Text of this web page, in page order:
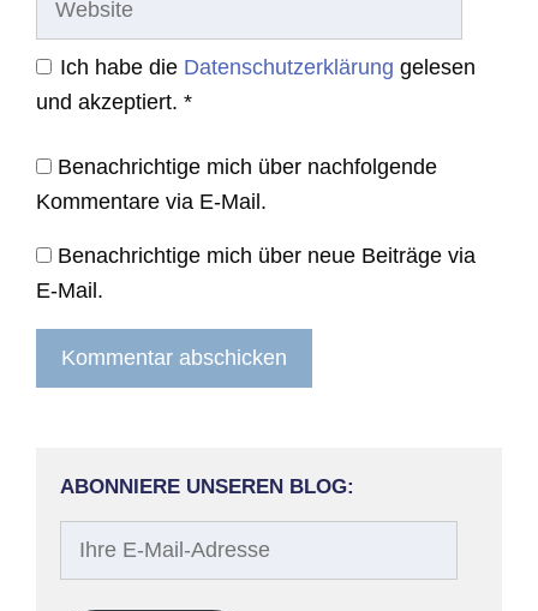
Ich habe die Datenschutzerklärung gelesen
und akzeptiert. *
Benachrichtige mich über nachfolgende
Kommentare via E-Mail.
Benachrichtige mich über neue Beiträge via
E-Mail.
ABONNIERE UNSEREN BLOG: